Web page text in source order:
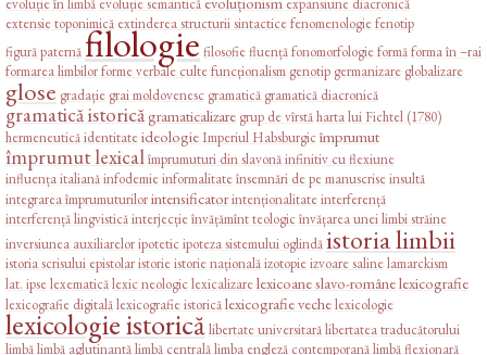
extensie toponimică extinderea structurii sintacticefenomenologiefenotip
figură paternăfilologiefilosofiefluențăfonomorfologieformăforma în –rai
formarea limbilorforme verbale cultefuncționalism genotip germanizare globalizare
glose gradație grai moldovenesc gramatică gramatică diacronică
gramatică istorică gramaticalizare grup de vîrstăharta lui Fichtel (1780)
hermeneuticăidentitateideologieImperiul Habsburgicîmprumut
împrumut lexicalîmprumuturi din slavonăinfinitiv cu flexiune
influența italianăinfodemieinformalitateînsemnări de pe manuscriseinsultă
integrarea împrumuturilorintensificatorintenționalitateinterferență
interferență lingvisticăinterjecțieînvățămînt teologicînvățarea unei limbi străine
inversiunea auxiliareloripoteticipoteza sistemului oglindăistoria limbii
istoria scrisului epistolaristorieistorie naționalăizotopieizvoare salinelamarckism
lat. ipselexematicălexic neologiclexicalizarelexicoane slavo-românelexicografie
lexicografie digitalălexicografie istoricălexicografie vechelexicologie
lexicologie istoricălibertate universitarălibertatea traducătorului
limbălimbă aglutinantălimbă centralălimba engleză contemporanălimbă flexionară